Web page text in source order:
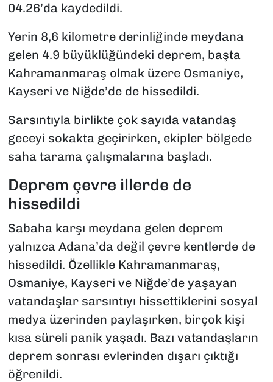
04.26’da kaydedildi.
Yerin 8,6 kilometre derinliğinde meydana
gelen 4.9 büyüklüğündeki deprem, başta
Kahramanmaraş olmak üzere Osmaniye,
Kayseri ve Niğde’de de hissedildi.
Sarsıntıyla birlikte çok sayıda vatandaş
geceyi sokakta geçirirken, ekipler bölgede
saha tarama çalışmalarına başladı.
Deprem çevre illerde de
hissedildi
Sabaha karşı meydana gelen deprem
yalnızca Adana’da değil çevre kentlerde de
hissedildi. Özellikle Kahramanmaraş,
Osmaniye, Kayseri ve Niğde’de yaşayan
vatandaşlar sarsıntıyı hissettiklerini sosyal
medya üzerinden paylaşırken, birçok kişi
kısa süreli panik yaşadı. Bazı vatandaşların
deprem sonrası evlerinden dışarı çıktığı
öğrenildi.